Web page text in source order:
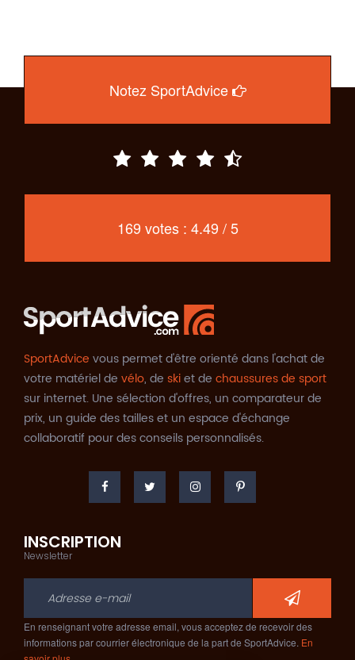
Notez SportAdvice
169 votes : 4.49 / 5
SportAdvice vous permet d'être orienté dans l'achat de
votre matériel de vélo, de skiet de chaussures de sport
sur internet. Une sélection d'offres, un comparateur de
prix, un guide des tailles et un espace d'échange
collaboratif pour des conseils personnalisés.
INSCRIPTION
Newsletter
En renseignant votre adresse email, vous acceptez de recevoir des
informations par courrier électronique de la part de SportAdvice. En